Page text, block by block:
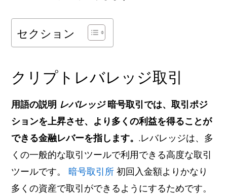
セクション
クリプトレバレッジ取引
用語の説明 レバレッジ暗号取引では、取引ポジ
ションを上昇させ、より多くの利益を得ることが
できる金融レバーを指します。.レバレッジは、多
くの一般的な取引ツールで利用できる高度な取引
ツールです。 暗号取引所 初回入金額よりかなり
多くの資産で取引ができるようにするためです。